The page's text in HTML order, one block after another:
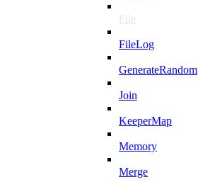
File
FileLog
GenerateRandom
Join
KeeperMap
Memory
Merge